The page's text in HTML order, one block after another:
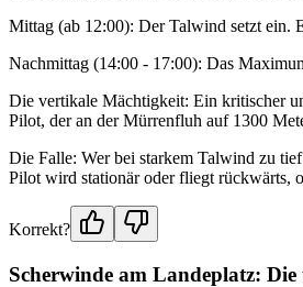
Mittag (ab 12:00): Der Talwind setzt ein.
Nachmittag (14:00 - 17:00): Das
Die vertikale Mächtigkeit: Ein kritischer
Pilot, der an der Mürrenfluh auf 1300
Die Falle: Wer bei starkem Talwind zu
Pilot wird stationär oder fliegt rückwärts,
Korrekt?
Scherwinde am Landeplatz: Die